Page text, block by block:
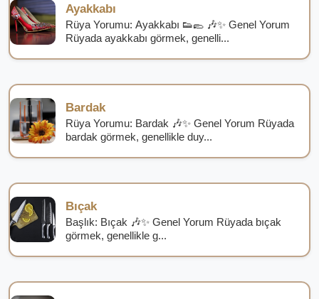
Ayakkabı
Rüya Yorumu: Ayakkabı 👟🥿 🎶✨ Genel Yorum
Rüyada ayakkabı görmek, genelli...
Bardak
Rüya Yorumu: Bardak 🎶✨ Genel Yorum Rüyada
bardak görmek, genellikle duy...
Bıçak
Başlık: Bıçak 🎶✨ Genel Yorum Rüyada bıçak
görmek, genellikle g...